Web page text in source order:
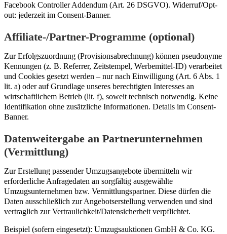
Facebook Controller Addendum (Art. 26 DSGVO). Widerruf/Opt-
out: jederzeit im Consent-Banner.
Affiliate-/Partner-Programme (optional)
Zur Erfolgszuordnung (Provisionsabrechnung) können pseudonyme
Kennungen (z. B. Referrer, Zeitstempel, Werbemittel-ID) verarbeitet
und Cookies gesetzt werden – nur nach Einwilligung (Art. 6 Abs. 1
lit. a) oder auf Grundlage unseres berechtigten Interesses an
wirtschaftlichem Betrieb (lit. f), soweit technisch notwendig. Keine
Identifikation ohne zusätzliche Informationen. Details im Consent-
Banner.
Datenweitergabe an Partnerunternehmen
(Vermittlung)
Zur Erstellung passender Umzugsangebote übermitteln wir
erforderliche Anfragedaten an sorgfältig ausgewählte
Umzugsunternehmen bzw. Vermittlungspartner. Diese dürfen die
Daten ausschließlich zur Angebotserstellung verwenden und sind
vertraglich zur Vertraulichkeit/Datensicherheit verpflichtet.
Beispiel (sofern eingesetzt): Umzugsauktionen GmbH & Co. KG.